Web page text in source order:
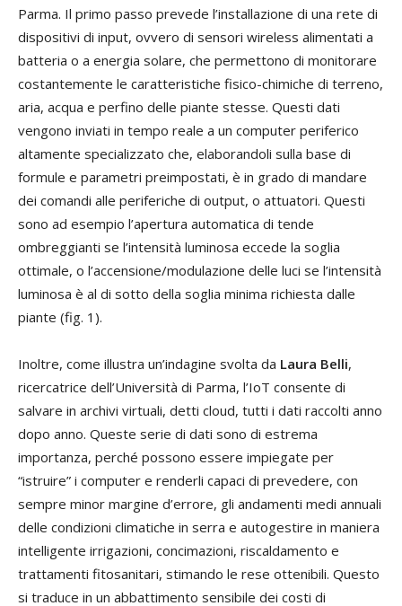
Parma. Il primo passo prevede l’installazione di una rete di
dispositivi di input, ovvero di sensori wireless alimentati a
batteria o a energia solare, che permettono di monitorare
costantemente le caratteristiche fisico-chimiche di terreno,
aria, acqua e perfino delle piante stesse. Questi dati
vengono inviati in tempo reale a un computer periferico
altamente specializzato che, elaborandoli sulla base di
formule e parametri preimpostati, è in grado di mandare
dei comandi alle periferiche di output, o attuatori. Questi
sono ad esempio l’apertura automatica di tende
ombreggianti se l’intensità luminosa eccede la soglia
ottimale, o l’accensione/modulazione delle luci se l’intensità
luminosa è al di sotto della soglia minima richiesta dalle
piante (fig. 1).
Inoltre, come illustra un’indagine svolta da Laura Belli,
ricercatrice dell’Università di Parma, l’IoT consente di
salvare in archivi virtuali, detti cloud, tutti i dati raccolti anno
dopo anno. Queste serie di dati sono di estrema
importanza, perché possono essere impiegate per
“istruire” i computer e renderli capaci di prevedere, con
sempre minor margine d’errore, gli andamenti medi annuali
delle condizioni climatiche in serra e autogestire in maniera
intelligente irrigazioni, concimazioni, riscaldamento e
trattamenti fitosanitari, stimando le rese ottenibili. Questo
si traduce in un abbattimento sensibile dei costi di